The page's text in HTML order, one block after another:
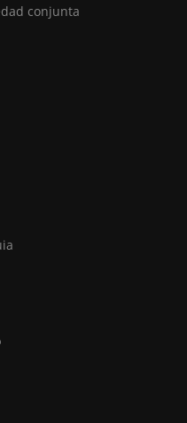
conjunta